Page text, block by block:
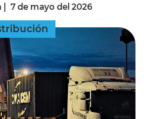
| 7 de mayo del 2026